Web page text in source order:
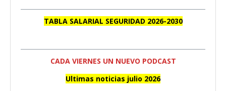
TABLA SALARIAL SEGURIDAD 2026-2030
CADA VIERNES UN NUEVO PODCAST
Ultimas noticias julio 2026